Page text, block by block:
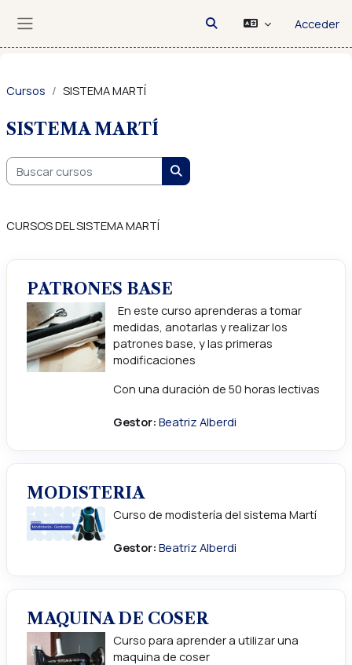
Selector de búsqueda
Acceder
Cursos SISTEMA MARTÍ
SISTEMA MARTÍ
Buscar cursos
Buscar cursos
CURSOS DEL SISTEMA MARTÍ
PATRONES BASE
En este curso aprenderas a tomar
medidas, anotarlas y realizar los
patrones base, y las primeras
modificaciones
Con una duración de 50 horas lectivas
Gestor: Beatriz Alberdi
MODISTERIA
Curso de modistería del sistema Martí
Gestor: Beatriz Alberdi
MAQUINA DE COSER
Curso para aprender a utilizar una
maquina de coser